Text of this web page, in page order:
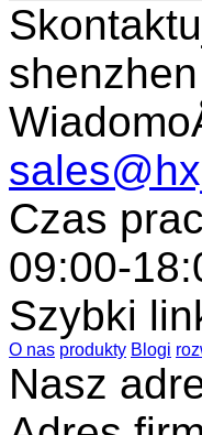
Czas
09:00-
Szybki
O nas produkty Blogi
Nasz